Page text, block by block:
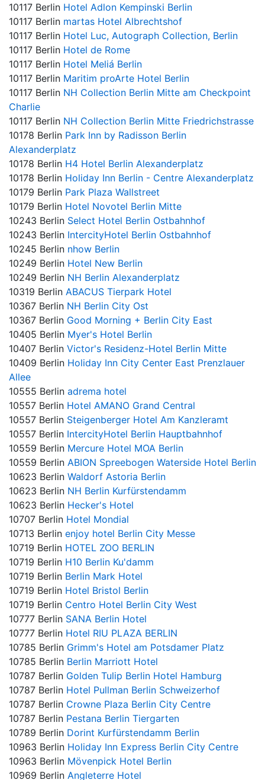
10117 Berlin Hotel Adlon Kempinski Berlin
10117 Berlin martas Hotel Albrechtshof
10117 Berlin Hotel Luc, Autograph Collection, Berlin
10117 Berlin Hotel de Rome
10117 Berlin Hotel Meliá Berlin
10117 Berlin Maritim proArte Hotel Berlin
10117 Berlin NH Collection Berlin Mitte am Checkpoint
Charlie
10117 Berlin NH Collection Berlin Mitte Friedrichstrasse
10178 Berlin Park Inn by Radisson Berlin
Alexanderplatz
10178 Berlin H4 Hotel Berlin Alexanderplatz
10178 Berlin Holiday Inn Berlin - Centre Alexanderplatz
10179 Berlin Park Plaza Wallstreet
10179 Berlin Hotel Novotel Berlin Mitte
10243 Berlin Select Hotel Berlin Ostbahnhof
10243 Berlin IntercityHotel Berlin Ostbahnhof
10245 Berlin nhow Berlin
10249 Berlin Hotel New Berlin
10249 Berlin NH Berlin Alexanderplatz
10319 Berlin ABACUS Tierpark Hotel
10367 Berlin NH Berlin City Ost
10367 Berlin Good Morning + Berlin City East
10405 Berlin Myer's Hotel Berlin
10407 Berlin Victor's Residenz-Hotel Berlin Mitte
10409 Berlin Holiday Inn City Center East Prenzlauer
Allee
10555 Berlin adrema hotel
10557 Berlin Hotel AMANO Grand Central
10557 Berlin Steigenberger Hotel Am Kanzleramt
10557 Berlin IntercityHotel Berlin Hauptbahnhof
10559 Berlin Mercure Hotel MOA Berlin
10559 Berlin ABION Spreebogen Waterside Hotel Berlin
10623 Berlin Waldorf Astoria Berlin
10623 Berlin NH Berlin Kurfürstendamm
10623 Berlin Hecker's Hotel
10707 Berlin Hotel Mondial
10713 Berlin enjoy hotel Berlin City Messe
10719 Berlin HOTEL ZOO BERLIN
10719 Berlin H10 Berlin Ku'damm
10719 Berlin Berlin Mark Hotel
10719 Berlin Hotel Bristol Berlin
10719 Berlin Centro Hotel Berlin City West
10777 Berlin SANA Berlin Hotel
10777 Berlin Hotel RIU PLAZA BERLIN
10785 Berlin Grimm's Hotel am Potsdamer Platz
10785 Berlin Berlin Marriott Hotel
10787 Berlin Golden Tulip Berlin Hotel Hamburg
10787 Berlin Hotel Pullman Berlin Schweizerhof
10787 Berlin Crowne Plaza Berlin City Centre
10787 Berlin Pestana Berlin Tiergarten
10789 Berlin Dorint Kurfürstendamm Berlin
10963 Berlin Holiday Inn Express Berlin City Centre
10963 Berlin Mövenpick Hotel Berlin
10969 Berlin Angleterre Hotel